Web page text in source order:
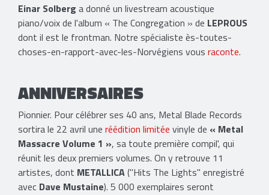
Einar Solberg a donné un livestream acoustique
piano/voix de l'album « The Congregation » de LEPROUS
dont il est le frontman. Notre spécialiste ès-toutes-
choses-en-rapport-avec-les-Norvégiens vous raconte.
ANNIVERSAIRES
Pionnier. Pour célébrer ses 40 ans, Metal Blade Records
sortira le 22 avril une réédition limitée vinyle de « Metal
Massacre Volume 1 », sa toute première compil', qui
réunit les deux premiers volumes. On y retrouve 11
artistes, dont METALLICA("Hits The Lights" enregistré
avec Dave Mustaine). 5 000 exemplaires seront